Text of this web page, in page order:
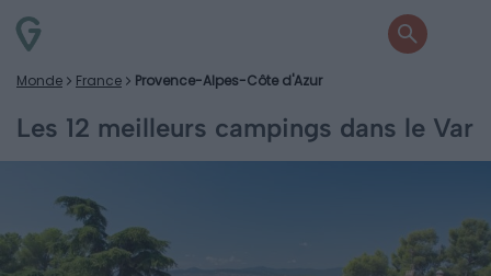
Monde France Provence-Alpes-Côte d'Azur
Les 12 meilleurs campings dans le Var